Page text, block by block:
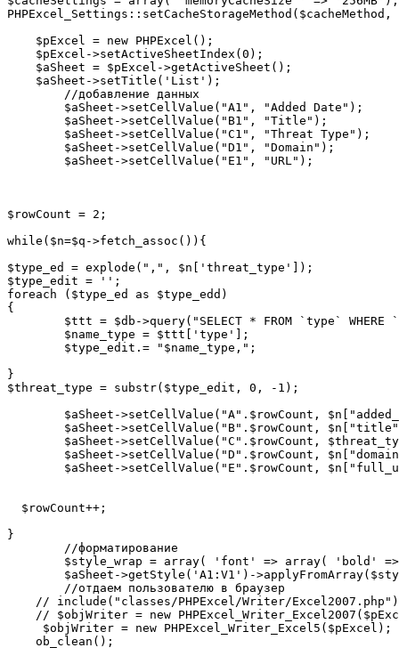
    $pExcel = new PHPExcel();
    $pExcel->setActiveSheetIndex(0);
    $aSheet = $pExcel->getActiveSheet();
    $aSheet->setTitle('List');
        //добавление данных
        $aSheet->setCellValue("A1", "Added Date");
        $aSheet->setCellValue("B1", "Title");
        $aSheet->setCellValue("C1", "Threat Type");
        $aSheet->setCellValue("D1", "Domain");
        $aSheet->setCellValue("E1", "URL");
$rowCount = 2;
while($n=$q->fetch_assoc()){
$type_ed = explode(",", $n['threat_type']);
$type_edit = '';
foreach ($type_ed as $type_edd)
{
$ttt = $db->query("SELECT * FROM `type` WHERE
        $name_type = $ttt['type'];
        $type_edit.= "$name_type,";
}
$threat_type = substr($type_edit, 0, -1);
$aSheet->setCellValue("A".$rowCount,
$aSheet->setCellValue("B".$rowCount,
$aSheet->setCellValue("C".$rowCount,
$aSheet->setCellValue("D".$rowCount,
$aSheet->setCellValue("E".$rowCount,
  $rowCount++;
}
        //форматирование
$style_wrap = array( 'font' => array( 'bold'
$aSheet->getStyle('A1:V1')-
        //отдаем пользователю в браузер
// include("classes/PHPExcel/Writer/
// $objWriter = new
     $objWriter = new PHPExcel_Writer_Excel5($pExcel);
    ob_clean();